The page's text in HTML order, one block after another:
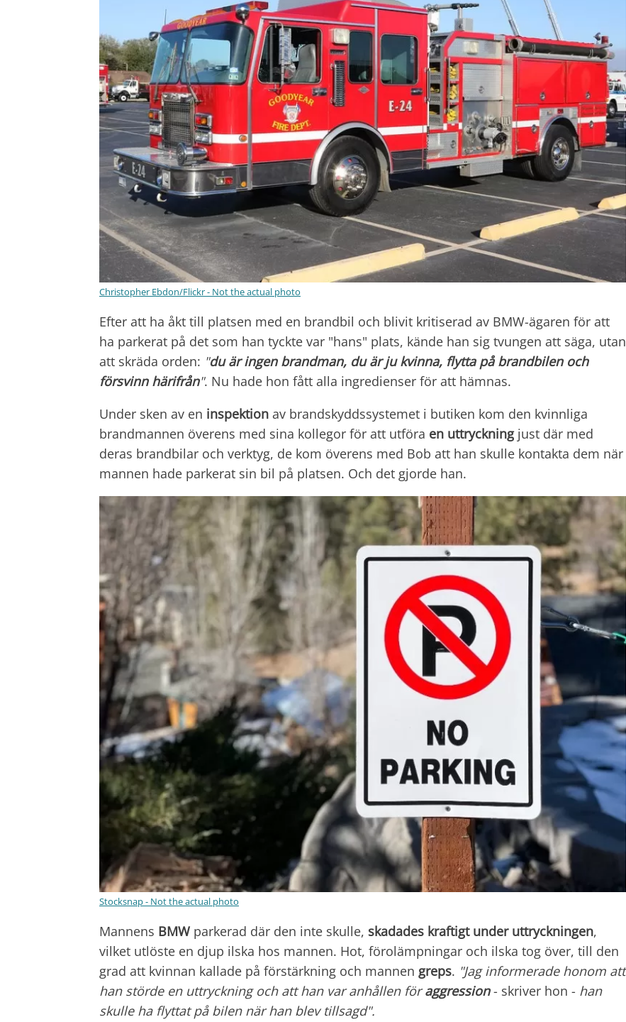
Christopher Ebdon/Flickr - Not the actual photo
Efter att ha åkt till platsen med en brandbil och blivit kritiserad av BMW-ägaren för att
ha parkerat på det som han tyckte var "hans" plats, kände han sig tvungen att säga, utan
att skräda orden: "du är ingen brandman, du är ju kvinna, flytta på brandbilen och
försvinn härifrån". Nu hade hon fått alla ingredienser för att hämnas.
Under sken av en inspektion av brandskyddssystemet i butiken kom den kvinnliga
brandmannen överens med sina kollegor för att utföra en uttryckning just där med
deras brandbilar och verktyg, de kom överens med Bob att han skulle kontakta dem när
mannen hade parkerat sin bil på platsen. Och det gjorde han.
Stocksnap - Not the actual photo
Mannens BMW parkerad där den inte skulle, skadades kraftigt under uttryckningen,
vilket utlöste en djup ilska hos mannen. Hot, förolämpningar och ilska tog över, till den
grad att kvinnan kallade på förstärkning och mannen greps. "Jag informerade honom att
han störde en uttryckning och att han var anhållen föraggression- skriver hon - han
skulle ha flyttat på bilen när han blev tillsagd".